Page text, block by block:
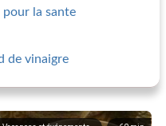
pour la sante
de vinaigre